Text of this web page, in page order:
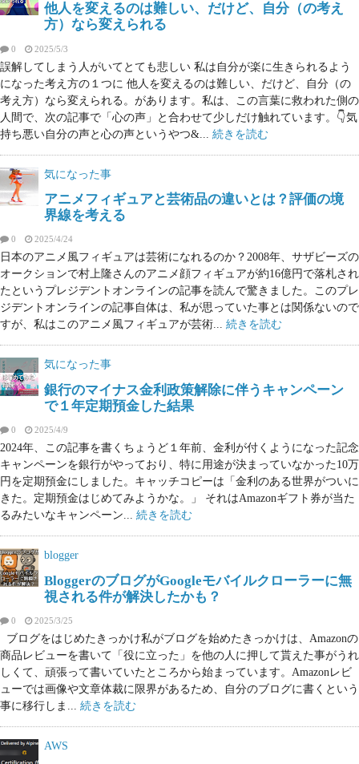
他人を変えるのは難しい、だけど、自分（の考え
方）なら変えられる
0 2025/5/3
誤解してしまう人がいてとても悲しい 私は自分が楽に生きられるよう
になった考え方の１つに 他人を変えるのは難しい、だけど、自分（の
考え方）なら変えられる。があります。私は、この言葉に救われた側の
人間で、次の記事で「心の声」と合わせて少しだけ触れています。👇気
持ち悪い自分の声と心の声というやつ&... 続きを読む
気になった事
アニメフィギュアと芸術品の違いとは？評価の境
界線を考える
0 2025/4/24
日本のアニメ風フィギュアは芸術になれるのか？2008年、サザビーズの
オークションで村上隆さんのアニメ顔フィギュアが約16億円で落札され
たというプレジデントオンラインの記事を読んで驚きました。このプレ
ジデントオンラインの記事自体は、私が思っていた事とは関係ないので
すが、私はこのアニメ風フィギュアが芸術... 続きを読む
気になった事
銀行のマイナス金利政策解除に伴うキャンペーン
で１年定期預金した結果
0 2025/4/9
2024年、この記事を書くちょうど１年前、金利が付くようになった記念
キャンペーンを銀行がやっており、特に用途が決まっていなかった10万
円を定期預金にしました。キャッチコピーは「金利のある世界がついに
きた。定期預金はじめてみようかな。」 それはAmazonギフト券が当た
るみたいなキャンペーン... 続きを読む
blogger
BloggerのブログがGoogleモバイルクローラーに無
視される件が解決したかも？
0 2025/3/25
ブログをはじめたきっかけ私がブログを始めたきっかけは、Amazonの
商品レビューを書いて「役に立った」を他の人に押して貰えた事がうれ
しくて、頑張って書いていたところから始まっています。Amazonレビ
ューでは画像や文章体裁に限界があるため、自分のブログに書くという
事に移行しま... 続きを読む
AWS